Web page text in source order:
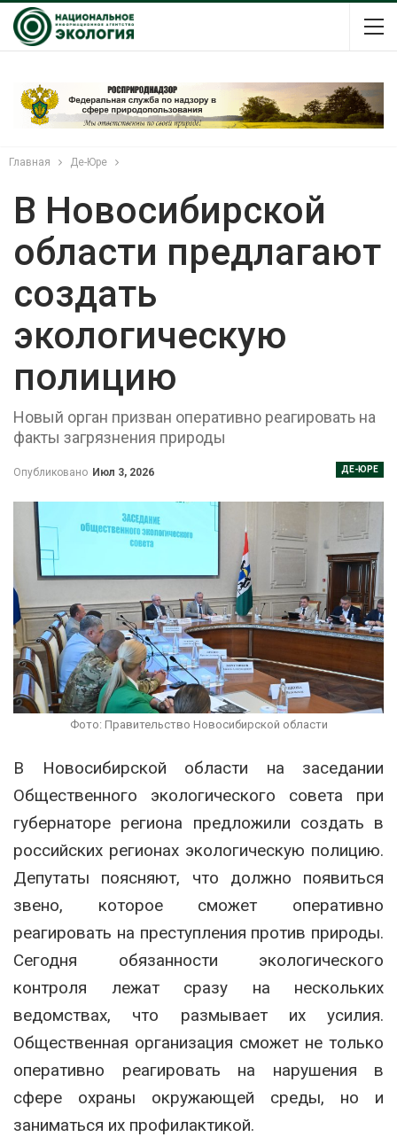
Главная Де-Юре
В Новосибирской
области предлагают
создать
экологическую
полицию
Новый орган призван оперативно реагировать на
факты загрязнения природы
ДЕ-ЮРЕ
Опубликовано Июл 3, 2026
Фото: Правительство Новосибирской области
В Новосибирской области на заседании
Общественного экологического совета при
губернаторе региона предложили создать в
российских регионах экологическую полицию.
Депутаты поясняют, что должно появиться
звено, которое сможет оперативно
реагировать на преступления против природы.
Сегодня обязанности экологического
контроля лежат сразу на нескольких
ведомствах, что размывает их усилия.
Общественная организация сможет не только
оперативно реагировать на нарушения в
сфере охраны окружающей среды, но и
заниматься их профилактикой.